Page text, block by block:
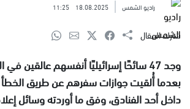
راديو الشمس 18.08.2025
11:25
شارك المقال
وجد 47 سائحًا إسرائيليًا أنفسهم عالقين
بعدما أُلقيت جوازات سفرهم عن طريق
داخل أحد الفنادق، وفق ما أوردته وسائل